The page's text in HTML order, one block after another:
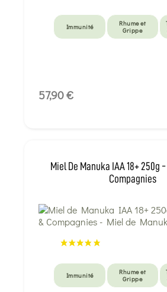
Immunité
Rhume et
Grippe
57,90 €
Miel De Manuka IAA 18+ 250g
Compagnies
Immunité
Rhume et
Grippe